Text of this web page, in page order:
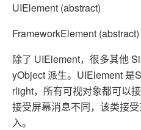
UIElement (abstract)
FrameworkElement (abstract)
除了 UIElement，很多其他
yObject 派生。UIElement
rlight，所有可视对象都可以
接受屏幕消息不同，该类接
入。